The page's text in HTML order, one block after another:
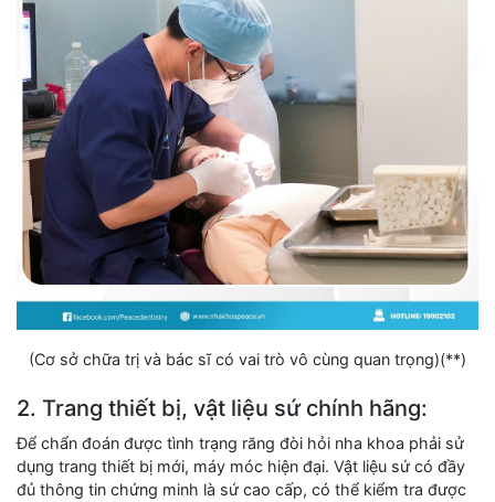
(Cơ sở chữa trị và bác sĩ có vai trò vô cùng quan trọng)(**)
2. Trang thiết bị, vật liệu sứ chính hãng:
Để chẩn đoán được tình trạng răng đòi hỏi nha khoa phải sử
dụng trang thiết bị mới, máy móc hiện đại. Vật liệu sứ có đầy
đủ thông tin chứng minh là sứ cao cấp, có thể kiểm tra được